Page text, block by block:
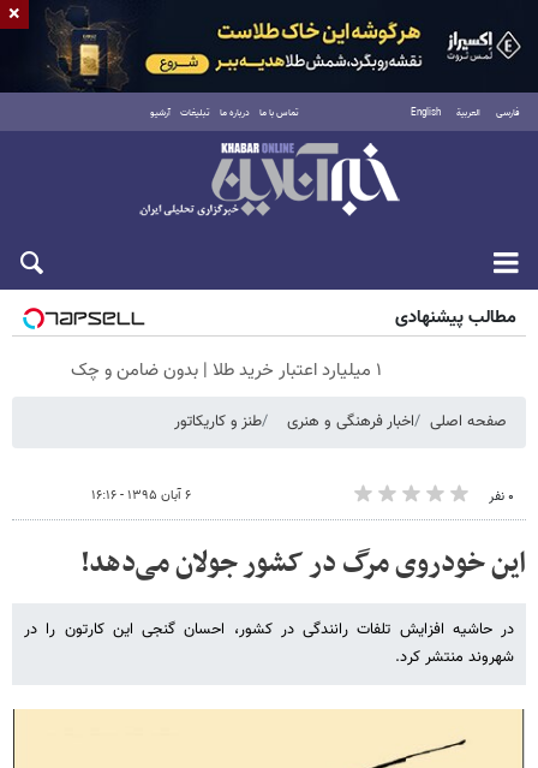
فارسی العربية English تماس با ما درباره ما تبلیغات آرشیو
جمعه ۱۶ مرداد ۱۴۰۵
مطالب پیشنهادی
۱ میلیارد اعتبار خرید طلا | بدون ضامن و چک
صفحه اصلی اخبار فرهنگی و هنری طنز و کاریکاتور
۰ نفر ۶ آبان ۱۳۹۵ - ۱۶:۱۶
این خودروی مرگ در کشور جولان می‌دهد!
در حاشیه افزایش تلفات رانندگی در کشور، احسان گنجی این کارتون را در
شهروند منتشر کرد.
×